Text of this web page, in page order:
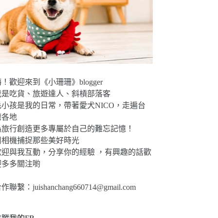
！歡迎來到《小珊珊》blogger
是吃貨、旅遊達人、斜槓部落客
小孩是我的日常，帶著愛犬NICO，走遍台
各地
行創造更多專屬於自己的難忘記憶！
相機捕捉那些美好時光
迎與我互動，分享你的經驗 ，有興趣的話歡
多多關注喲
作聯繫：juishanchang660714@gmail.com